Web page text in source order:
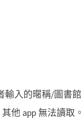
輸入的暱稱/圖書
他 app 無法讀取。